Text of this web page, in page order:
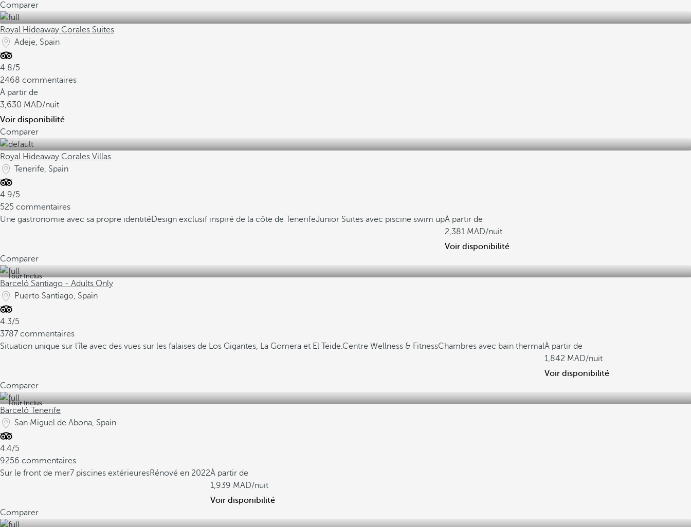
Comparer
Royal Hideaway Corales Suites
Adeje, Spain
4.8/5
2468 commentaires
À partir de
3,630
/nuit
Voir disponibilité
Comparer
Royal Hideaway Corales Villas
Tenerife, Spain
4.9/5
525 commentaires
Une gastronomie avec sa propre identitéDesign exclusif inspiré de la côte de TenerifeJunior Suites avec piscine swim upÀ partir de
2,381
/nuit
Voir disponibilité
Comparer
Tout Inclus
Barceló Santiago - Adults Only
Puerto Santiago, Spain
4.3/5
3787 commentaires
Situation unique sur l’île avec des vues sur les falaises de Los Gigantes, La Gomera et El Teide.Centre Wellness & FitnessChambres avec bain thermalÀ partir de
1,842
/nuit
Voir disponibilité
Comparer
Tout Inclus
Barceló Tenerife
San Miguel de Abona, Spain
4.4/5
9256 commentaires
Sur le front de mer7 piscines extérieuresRénové en 2022À partir de
1,939
/nuit
Voir disponibilité
Comparer